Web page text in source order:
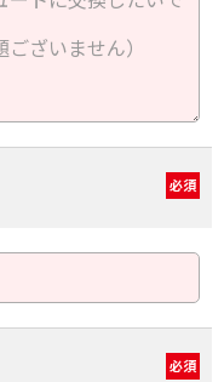
必須
必須